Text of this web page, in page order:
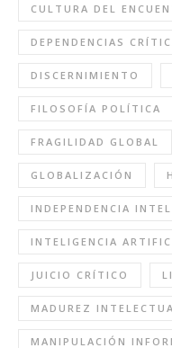
CULTURA DEL
DEPENDENCIAS
DISCERNIMIENTO
FILOSOFÍA POLÍTICA
FRAGILIDAD GLOBAL
GLOBALIZACIÓN
INDEPENDENCIA
INTELIGENCIA
JUICIO CRÍTICO
MADUREZ
MANIPULACIÓN